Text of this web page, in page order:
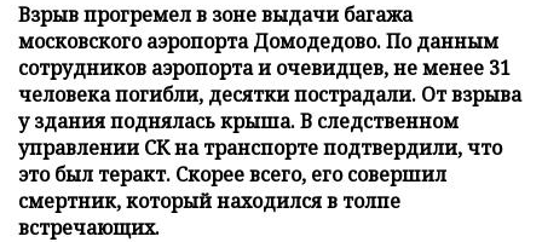
Взрыв прогремел в зоне выдачи багажа
московского аэропорта Домодедово. По данным
сотрудников аэропорта и очевидцев, не менее 31
человека погибли, десятки пострадали. От взрыва
у здания поднялась крыша. В следственном
управлении СК на транспорте подтвердили, что
это был теракт. Скорее всего, его совершил
смертник, который находился в толпе
встречающих.